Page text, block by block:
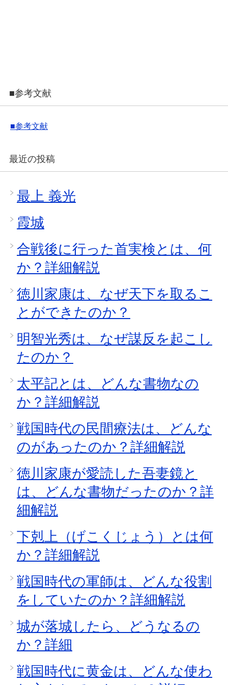
■参考文献
■参考文献
最近の投稿
最上 義光
霞城
合戦後に行った首実検とは、何
か？詳細解説
徳川家康は、なぜ天下を取るこ
とができたのか？
明智光秀は、なぜ謀反を起こし
たのか？
太平記とは、どんな書物なの
か？詳細解説
戦国時代の民間療法は、どんな
のがあったのか？詳細解説
徳川家康が愛読した吾妻鏡と
は、どんな書物だったのか？詳
細解説
下剋上（げこくじょう）とは何
か？詳細解説
戦国時代の軍師は、どんな役割
をしていたのか？詳細解説
城が落城したら、どうなるの
か？詳細
戦国時代に黄金は、どんな使わ